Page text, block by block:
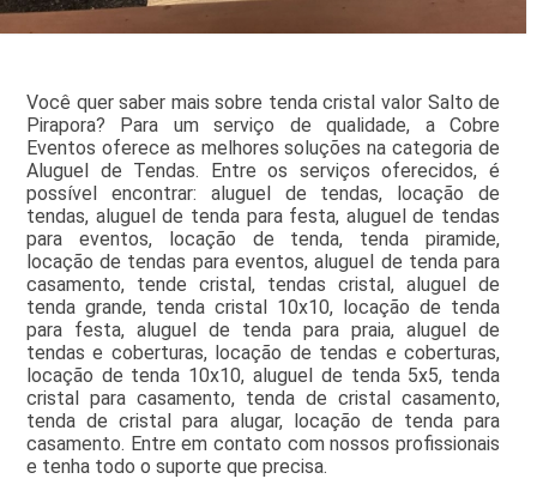
Você quer saber mais sobre tenda cristal valor Salto de
Pirapora? Para um serviço de qualidade, a Cobre
Eventos oferece as melhores soluções na categoria de
Aluguel de Tendas. Entre os serviços oferecidos, é
possível encontrar: aluguel de tendas, locação de
tendas, aluguel de tenda para festa, aluguel de tendas
para eventos, locação de tenda, tenda piramide,
locação de tendas para eventos, aluguel de tenda para
casamento, tende cristal, tendas cristal, aluguel de
tenda grande, tenda cristal 10x10, locação de tenda
para festa, aluguel de tenda para praia, aluguel de
tendas e coberturas, locação de tendas e coberturas,
locação de tenda 10x10, aluguel de tenda 5x5, tenda
cristal para casamento, tenda de cristal casamento,
tenda de cristal para alugar, locação de tenda para
casamento. Entre em contato com nossos profissionais
e tenha todo o suporte que precisa.